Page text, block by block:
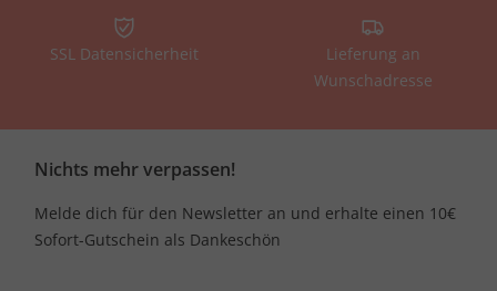
SSL Datensicherheit
Lieferung an
Wunschadresse
Nichts mehr verpassen!
Melde dich für den Newsletter an und erhalte einen 10€
Sofort-Gutschein als Dankeschön